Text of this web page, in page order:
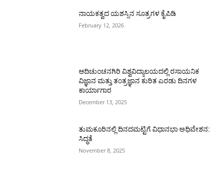
ನಾಯಕತ್ವದ ಯಶಸ್ಸಿನ ಸೂತ್ರಗಳ ಕೈಪಿಡಿ
February 12, 2026
ಆದಿಚುಂಚನಗಿರಿ ವಿಶ್ವವಿದ್ಯಾಲಯದಲ್ಲಿ ರಸಾಯನಿಕ
ವಿಜ್ಞಾನ ಮತ್ತು ತಂತ್ರಜ್ಞಾನ ಕುರಿತ ಎರಡು ದಿನಗಳ
ಕಾರ್ಯಾಗಾರ
December 13, 2025
ತುಮಕೂರಿನಲ್ಲಿ ದಿನದಮಟ್ಟಿಗೆ ವಿಧಾನಭಾ ಅಧಿವೇಶನ:
ಸಿದ್ಧತೆ
November 8, 2025